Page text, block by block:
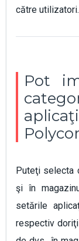
către utilizatori.
Pot
Puteţi selecta
şi în
setările
respectiv